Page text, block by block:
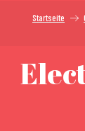
Startseite